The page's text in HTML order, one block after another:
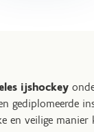
ijshockey
gediplomeerde
en veilige manier